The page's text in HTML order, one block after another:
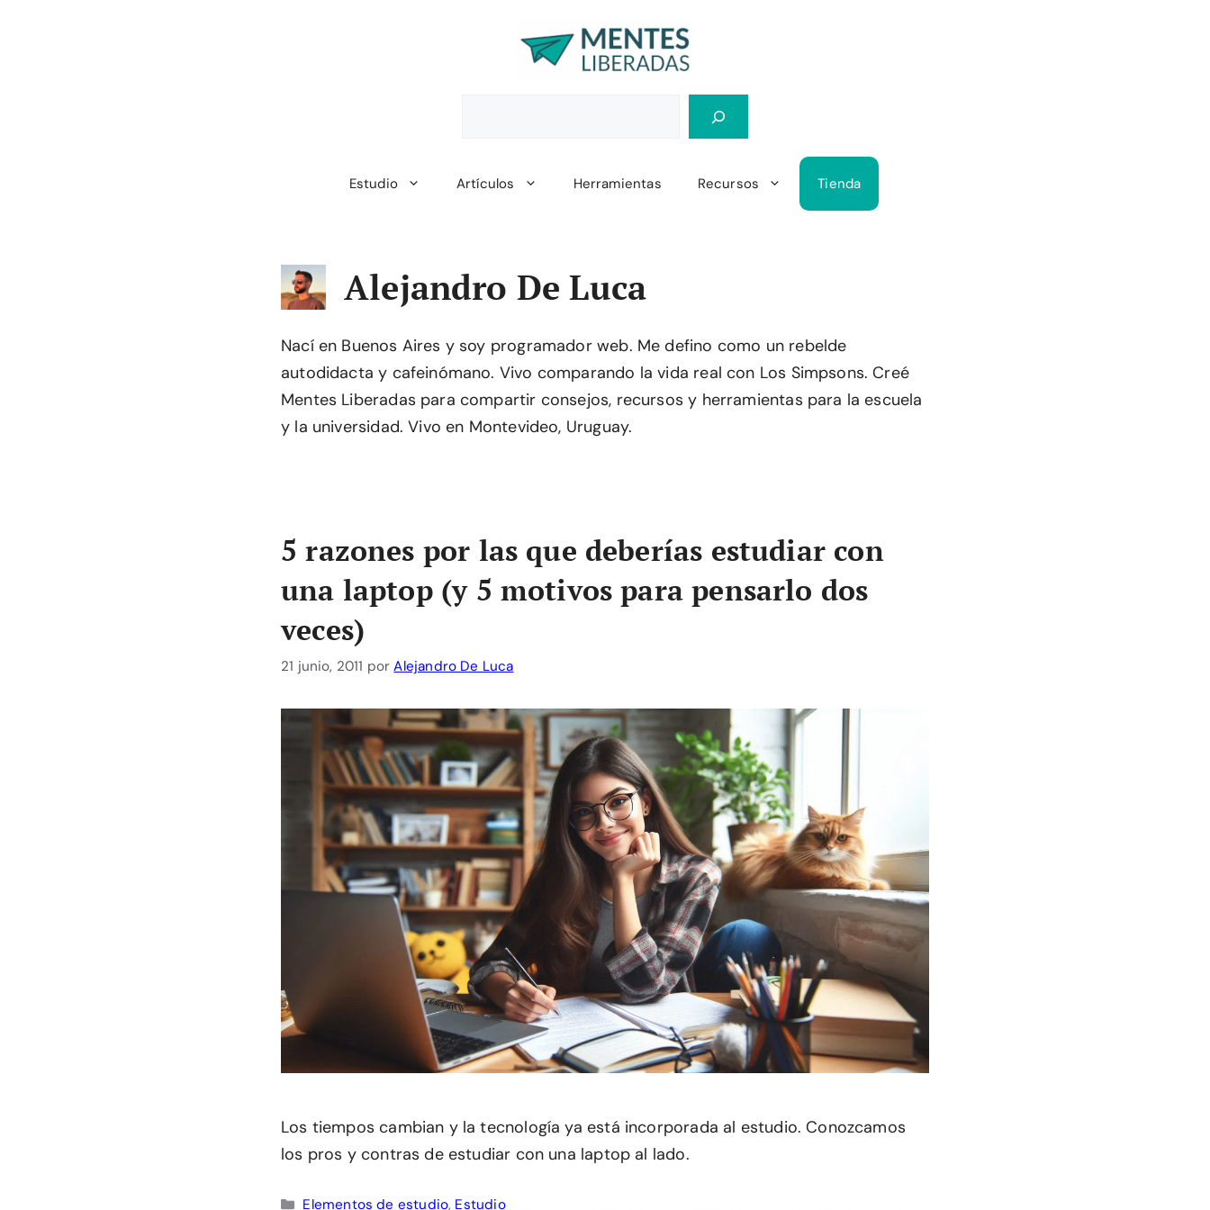
Estudio Artículos Herramientas Recursos Tienda
Alejandro De Luca
Nací en Buenos Aires y soy programador web. Me defino como un rebelde
autodidacta y cafeinómano. Vivo comparando la vida real con Los Simpsons. Creé
Mentes Liberadas para compartir consejos, recursos y herramientas para la escuela
y la universidad. Vivo en Montevideo, Uruguay.
5 razones por las que deberías estudiar con
una laptop (y 5 motivos para pensarlo dos
veces)
21 junio, 2011 porAlejandro De Luca
Los tiempos cambian y la tecnología ya está incorporada al estudio. Conozcamos
los pros y contras de estudiar con una laptop al lado.
Categorías
Elementos de estudio, Estudio